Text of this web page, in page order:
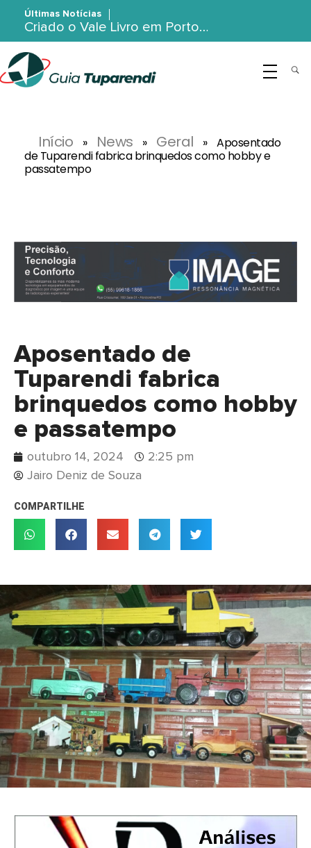
Últimas Notícias
Criado o Vale Livro em Porto…
Início » News » Geral » Aposentado
de Tuparendi fabrica brinquedos como hobby e
passatempo
Aposentado de
Tuparendi fabrica
brinquedos como hobby
e passatempo
outubro 14, 2024
2:25 pm
Jairo Deniz de Souza
COMPARTILHE